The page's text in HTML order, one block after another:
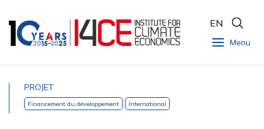
Menu
EN
PROJET
Financement du développement International